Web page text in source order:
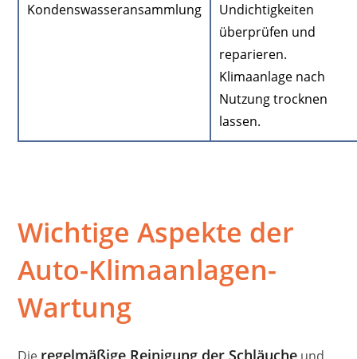
Kondenswasseransammlung
Undichtigkeiten
überprüfen und
reparieren.
Klimaanlage nach
Nutzung trocknen
lassen.
Wichtige Aspekte der
Auto-Klimaanlagen-
Wartung
regelmäßige Reinigung der Schläuche